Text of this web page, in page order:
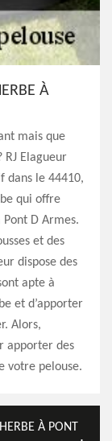
À
mais que
Elagueur
dans le 44410,
qui offre
D Armes.
et des
dispose des
apte à
et d’apporter
Alors,
apporter des
votre pelouse.
À PONT